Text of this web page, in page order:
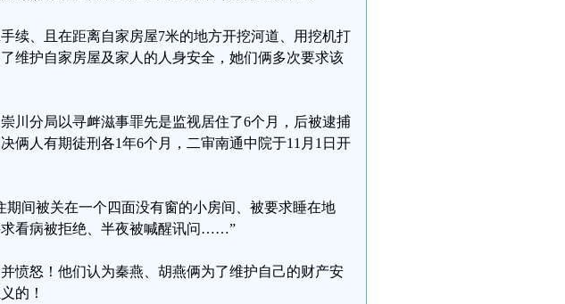
续、且在距离自家房屋7米的地方开挖河道、用挖机打
维护自家房屋及家人的人身安全，她们俩多次要求该
川分局以寻衅滋事罪先是监视居住了6个月，后被逮捕
俩人有期徒刑各1年6个月，二审南通中院于11月1日开
间被关在一个四面没有窗的小房间、被要求睡在地
求看病被拒绝、半夜被喊醒讯问……”
愤怒！他们认为秦燕、胡燕俩为了维护自己的财产安
的！